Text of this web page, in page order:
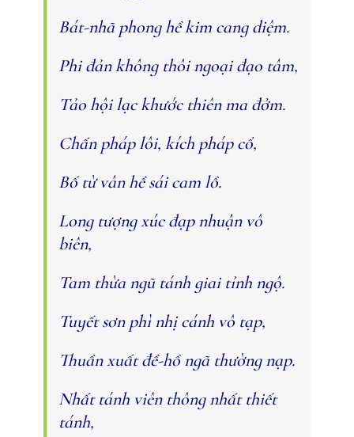
Bát-nhã phong hề kim cang diệm.
Phi đản không thôi ngoại đạo tâm,
Tảo hội lạc khước thiên ma đởm.
Chấn pháp lôi, kích pháp cổ,
Bố từ vân hề sái cam lồ.
Long tượng xúc đạp nhuận vô
biên,
Tam thừa ngũ tánh giai tỉnh ngộ.
Tuyết sơn phì nhị cánh vô tạp,
Thuần xuất đề-hồ ngã thường nạp.
Nhất tánh viên thông nhất thiết
tánh,